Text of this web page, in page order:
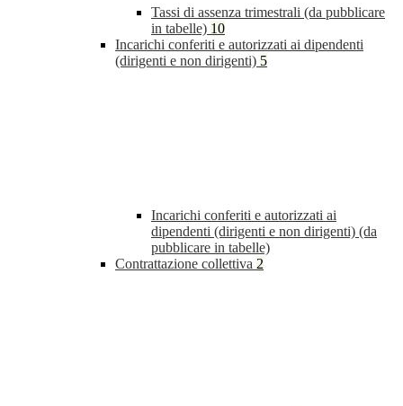
Tassi di assenza trimestrali (da pubblicare
in tabelle) 10
Incarichi conferiti e autorizzati ai dipendenti
(dirigenti e non dirigenti) 5
Incarichi conferiti e autorizzati ai
dipendenti (dirigenti e non dirigenti) (da
pubblicare in tabelle)
Contrattazione collettiva 2